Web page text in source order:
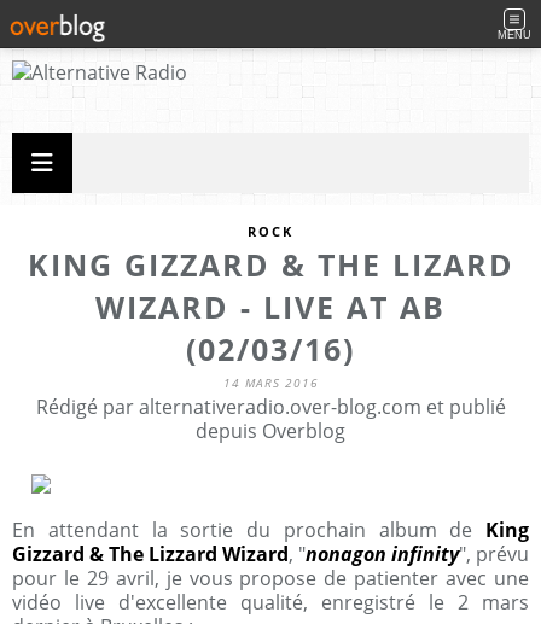
MENU
ROCK
KING GIZZARD & THE LIZARD
WIZARD - LIVE AT AB
(02/03/16)
14 MARS 2016
Rédigé par alternativeradio.over-blog.com et publié
depuis Overblog
En attendant la sortie du prochain album de King
Gizzard & The Lizzard Wizard, "nonagon infinity", prévu
pour le 29 avril, je vous propose de patienter avec une
vidéo live d'excellente qualité, enregistré le 2 mars